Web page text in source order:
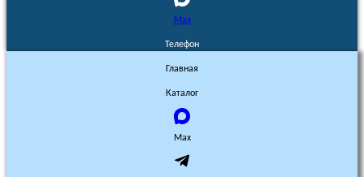
Max
Телефон
Главная
Каталог
Max